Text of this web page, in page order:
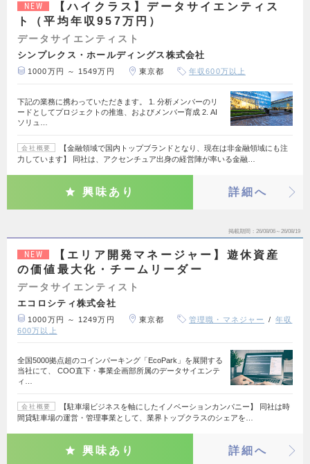
NEW
【ハイクラス】データサイエンティス
ト（平均年収957万円）
データサイエンティスト
シンプレクス・ホールディングス株式会社
1000万円 ～ 1549万円 東京都 年収600万以上
下記の業務に携わっていただきます。 1. 分析メンバーのリ
ードとしてプロジェクトの推進、およびメンバー育成 2. AI
ソリュ…
会社概要
【金融領域で国内トップブランドとなり、現在は非金融領域にも注
力しています】 同社は、アクセンチュア出身の経営陣が率いる金融…
興味あり 詳細へ
掲載期間 26/08/06～26/08/19
NEW
【エリア開発マネージャー】遊休資産
の価値最大化・チームリーダー
データサイエンティスト
エコロシティ株式会社
1000万円 ～ 1249万円 東京都 管理職・マネジャー
年収
600万以上
全国5000拠点超のコインパーキング「EcoPark」を展開する
当社にて、 COO直下・事業企画部所属のデータサイエンテ
ィ…
会社概要
【駐車場ビジネスを軸にしたイノベーションカンパニー】 同社は時
間貸駐車場の運営・管理事業として、業界トップクラスのシェアを…
興味あり 詳細へ